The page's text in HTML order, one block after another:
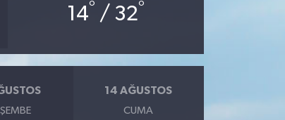
14° / 32°
14 AĞUSTOS
CUMA